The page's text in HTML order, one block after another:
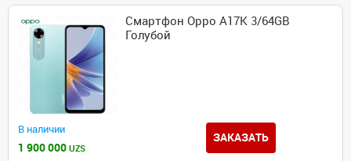
Смартфон Oppo A17K 3/64GB
Голубой
В наличии
1 900 000 UZS
ЗАКАЗАТЬ